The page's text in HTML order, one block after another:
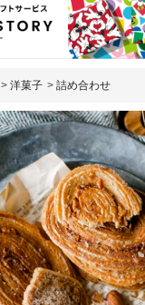
> 洋菓子 > 詰め合わせ